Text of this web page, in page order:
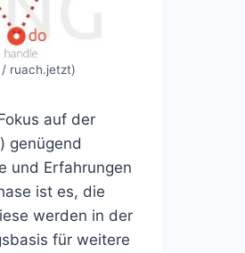
/ ruach.jetzt)
auf der
genügend
und Erfahrungen
ist es, die
werden in der
für weitere